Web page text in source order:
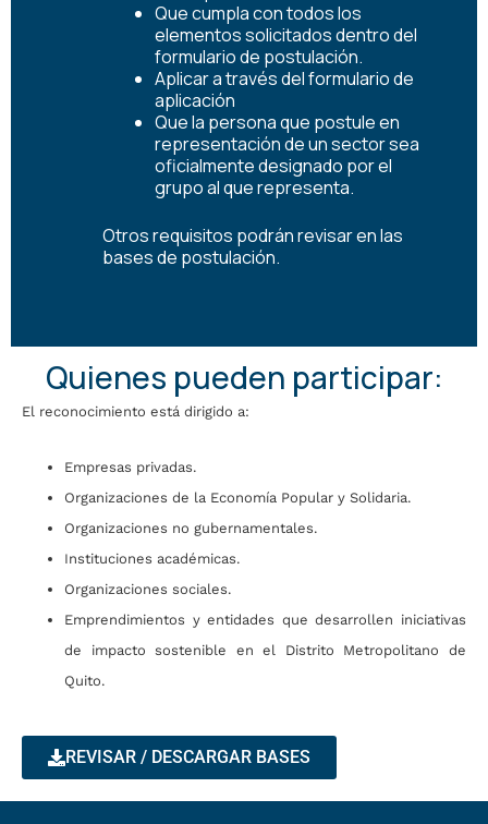
Que cumpla con todos los
elementos solicitados dentro del
formulario de postulación.
Aplicar a través del formulario de
aplicación
Que la persona que postule en
representación de un sector sea
oficialmente designado por el
grupo al que representa.
Otros requisitos podrán revisar en las
bases de postulación.
Quienes pueden participar:
El reconocimiento está dirigido a:
Empresas privadas.
Organizaciones de la Economía Popular y Solidaria.
Organizaciones no gubernamentales.
Instituciones académicas.
Organizaciones sociales.
Emprendimientos y entidades que desarrollen iniciativas
de impacto sostenible en el Distrito Metropolitano de
Quito.
REVISAR / DESCARGAR BASES